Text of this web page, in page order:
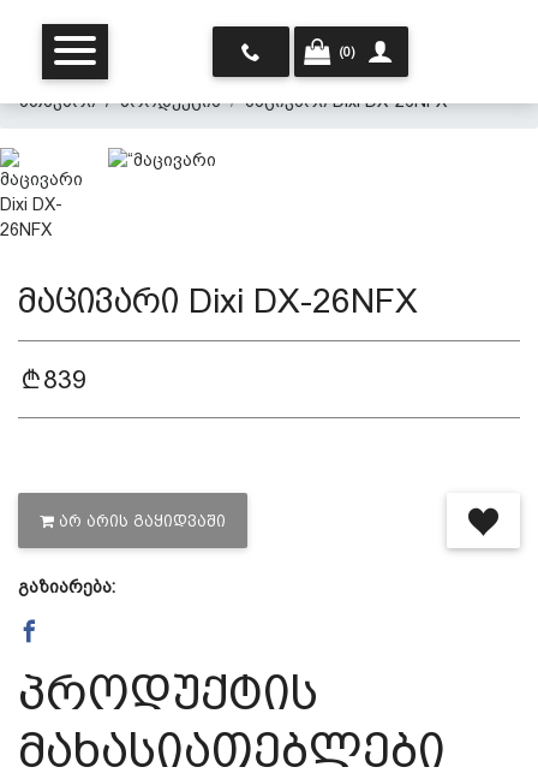
მთავარი
ჩვენ შესახებ
პერსონალურ მონაცემთა
დაცვის პოლიტიკა
მიწოდების პირობები
საკონტაქტო ინფორმაცია
(0)
მთავარი პროდუქცია მაცივარი Dixi DX-26NFX
მაცივარი Dixi DX-26NFX
839
ᲐᲠ ᲐᲠᲘᲡ ᲒᲐᲧᲘᲓᲕᲐᲨᲘ
გაზიარება:
პროდუქტის
მახასიათებლები